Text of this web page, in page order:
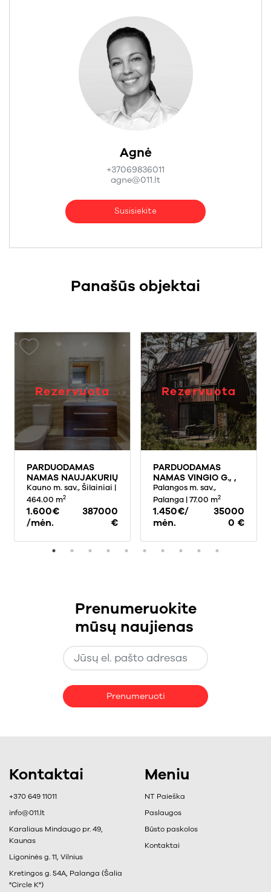
Agnė
+37069836011
agne@011.lt
Susisiekite
Panašūs objektai
Rezervuota
PARDUODAMAS
NAMAS NAUJAKURIŲ
G., ŠILAINIUOSE,
KAUNE, 464 KV.M
PLOTO
Kauno m. sav., Šilainiai |
464.00 m2
1.600€
/mėn.
387000
€
Rezervuota
PARDUODAMAS
NAMAS VINGIO G., ,
PALANGOJE, 77 KV.M
PLOTO
Palangos m. sav.,
Palanga | 77.00 m2
1.450€/
mėn.
35000
0 €
Kontaktai
+370 649 11011
info@011.lt
Karaliaus Mindaugo pr. 49,
Kaunas
Ligoninės g. 11, Vilnius
Kretingos g. 54A, Palanga (Šalia
"Circle K")
Meniu
NT Paieška
Paslaugos
Būsto paskolos
Kontaktai
Prenumeruokite
mūsų naujienas
Prenumeruoti